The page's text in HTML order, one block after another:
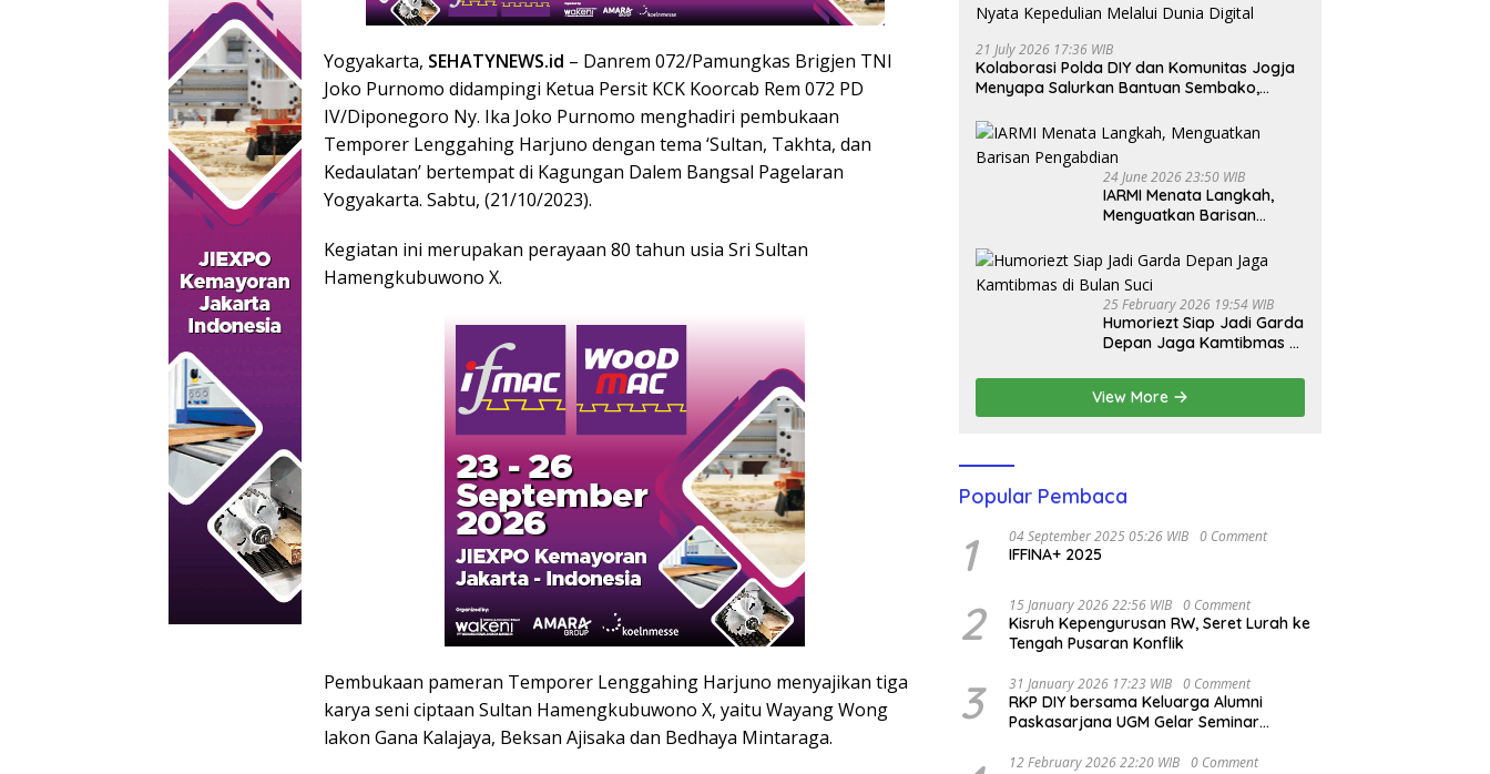
Yogyakarta, SEHATYNEWS.id – Danrem 072/Pamungkas Brigjen TNI
Joko Purnomo didampingi Ketua Persit KCK Koorcab Rem 072 PD
IV/Diponegoro Ny. Ika Joko Purnomo menghadiri pembukaan
Temporer Lenggahing Harjuno dengan tema ‘Sultan, Takhta, dan
Kedaulatan’ bertempat di Kagungan Dalem Bangsal Pagelaran
Yogyakarta. Sabtu, (21/10/2023).
Kegiatan ini merupakan perayaan 80 tahun usia Sri Sultan
Hamengkubuwono X.
Pembukaan pameran Temporer Lenggahing Harjuno menyajikan tiga
karya seni ciptaan Sultan Hamengkubuwono X, yaitu Wayang Wong
lakon Gana Kalajaya, Beksan Ajisaka dan Bedhaya Mintaraga.
21 July 2026 17:36 WIB
Kolaborasi Polda DIY dan Komunitas Jogja
Menyapa Salurkan Bantuan Sembako,
Digital
24 June 2026 23:50 WIB
IARMI Menata Langkah,
Menguatkan Barisan
25 February 2026 19:54 WIB
Humoriezt Siap Jadi Garda
Depan Jaga Kamtibmas di
View More
Popular Pembaca
1 04 September 2025 05:26 WIB 0 Comment
IFFINA+ 2025
2 15 January 2026 22:56 WIB 0 Comment
Kisruh Kepengurusan RW, Seret Lurah ke
Tengah Pusaran Konflik
3 31 January 2026 17:23 WIB 0 Comment
RKP DIY bersama Keluarga Alumni
Paskasarjana UGM Gelar Seminar
12 February 2026 22:20 WIB 0 Comment